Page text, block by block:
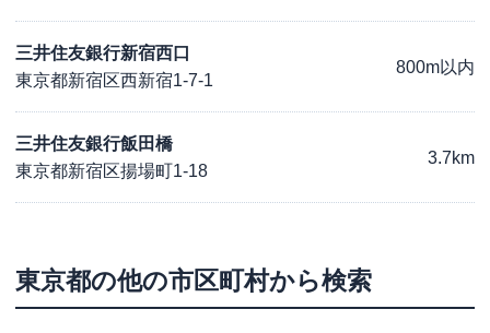
三井住友銀行新宿西口
東京都新宿区西新宿1-7-1
800m以内
三井住友銀行飯田橋
東京都新宿区揚場町1-18
3.7km
東京都の他の市区町村から検索